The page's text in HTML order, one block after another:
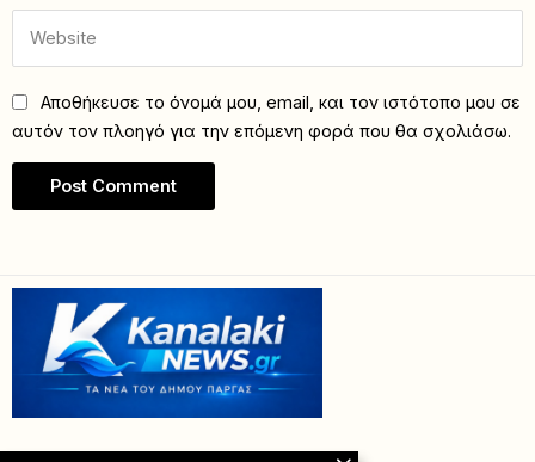
Αποθήκευσε το όνομά μου, email, και τον ιστότοπο μου σε
αυτόν τον πλοηγό για την επόμενη φορά που θα σχολιάσω.